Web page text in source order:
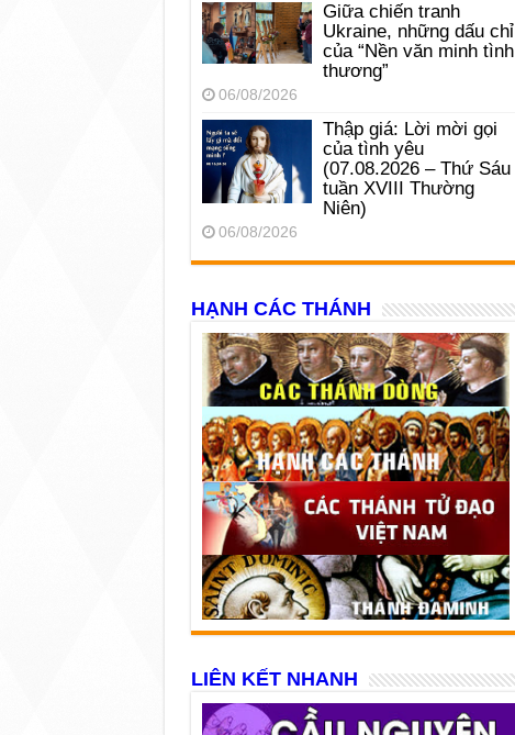
Giữa chiến tranh
Ukraine, những dấu chỉ
của “Nền văn minh tình
thương”
06/08/2026
Thập giá: Lời mời gọi
của tình yêu
(07.08.2026 – Thứ Sáu
tuần XVIII Thường
Niên)
06/08/2026
HẠNH CÁC THÁNH
LIÊN KẾT NHANH